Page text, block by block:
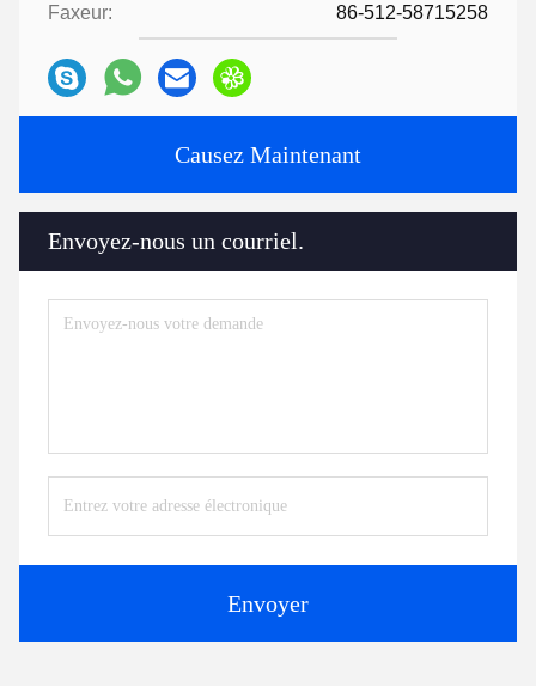
Faxeur: 86-512-58715258
Causez Maintenant
Envoyez-nous un courriel.
Envoyer